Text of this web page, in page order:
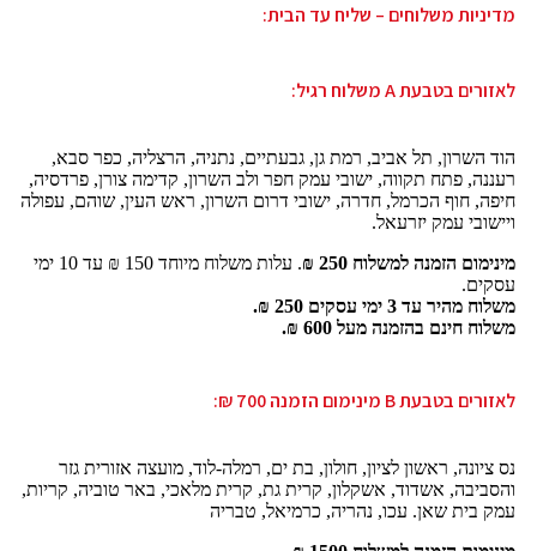
מדיניות משלוחים – שליח עד הבית:
לאזורים בטבעת A משלוח רגיל:
הוד השרון, תל אביב, רמת גן, גבעתיים, נתניה, הרצליה, כפר סבא,
רעננה, פתח תקווה, ישובי עמק חפר ולב השרון, קדימה צורן, פרדסיה,
חיפה, חוף הכרמל, חדרה, ישובי דרום השרון, ראש העין, שוהם, עפולה
ויישובי עמק יזרעאל.
מינימום הזמנה למשלוח 250 ₪
. עלות משלוח מיוחד 150 ₪ עד 10 ימי
עסקים.
משלוח מהיר עד 3 ימי עסקים 250 ₪.
משלוח חינם בהזמנה מעל 600 ₪.
לאזורים בטבעת B מינימום הזמנה 700 ₪:
נס ציונה, ראשון לציון, חולון, בת ים, רמלה-לוד, מועצה אזורית גזר
והסביבה, אשדוד, אשקלון, קרית גת, קרית מלאכי, באר טוביה, קריות,
עמק בית שאן. עכו, נהריה, כרמיאל, טבריה